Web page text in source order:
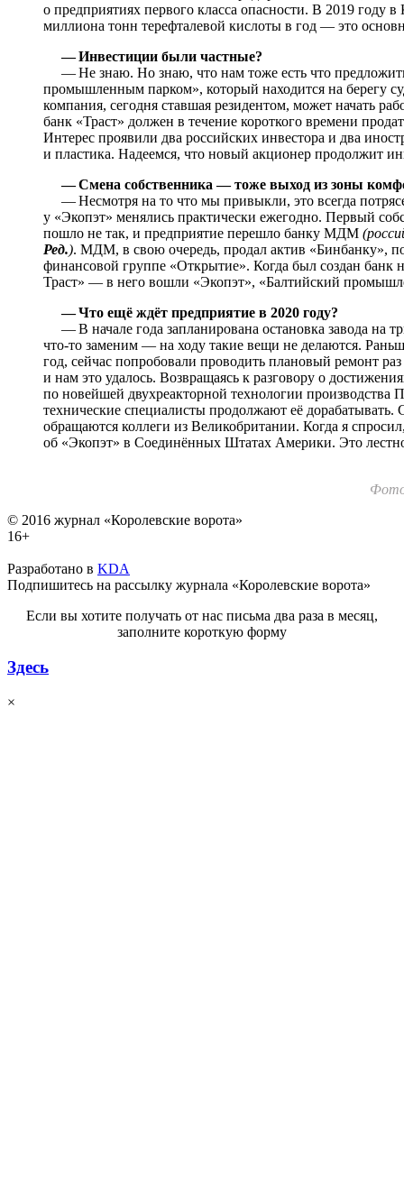
о предприятиях первого класса опасности. В 2019 году
миллиона тонн терефталевой кислоты в год — это
— Инвестиции были частные?
— Не знаю. Но знаю, что нам тоже есть что
промышленным парком», который находится на берегу
компания, сегодня ставшая резидентом, может начать
банк «Траст» должен в течение короткого времени
Интерес проявили два российских инвестора и два
и пластика. Надеемся, что новый акционер продолжит
— Смена собственника — тоже выход из зоны
— Несмотря на то что мы привыкли, это всегда
у «Экопэт» менялись практически ежегодно. Первый
пошло не так, и предприятие перешло банку МДМ
Ред.). МДМ, в свою очередь, продал актив «Бинбанку»,
финансовой группе «Открытие». Когда был создан
Траст» — в него вошли «Экопэт», «Балтийский
— Что ещё ждёт предприятие в 2020 году?
— В начале года запланирована остановка завода на
что-то заменим — на ходу такие вещи не делаются.
год, сейчас попробовали проводить плановый ремонт
и нам это удалось. Возвращаясь к разговору о
по новейшей двухреакторной технологии
технические специалисты продолжают её
обращаются коллеги из Великобритании. Когда я
об «Экопэт» в Соединённых Штатах Америки. Это
© 2016 журнал «Королевские ворота»
16+
Разработано в KDA
Подпишитесь на рассылку журнала «Королевские ворота»
Если вы хотите получать от нас письма два раза в месяц,
заполните короткую форму
Здесь
×